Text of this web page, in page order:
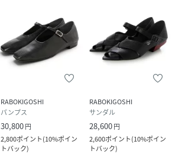
RABOKIGOSHI
パンプス
30,800円
2,800ポイント(10%ポイン
トバック)
RABOKIGOSHI
サンダル
28,600円
2,600ポイント(10%ポイン
トバック)